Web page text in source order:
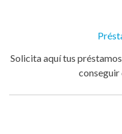
Solicita aquí tus
conseguir